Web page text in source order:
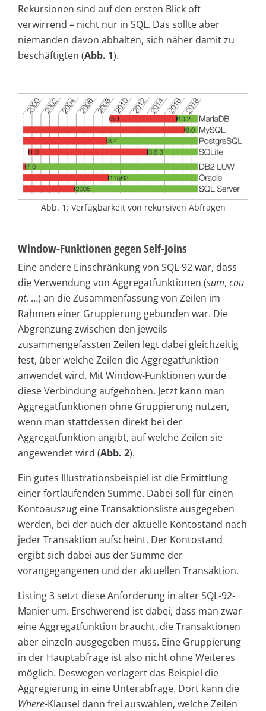
Rekursionen sind auf den ersten Blick oft
verwirrend – nicht nur in SQL. Das sollte aber
niemanden davon abhalten, sich näher damit zu
beschäftigten (Abb. 1).
Abb. 1: Verfügbarkeit von rekursiven Abfragen
Window-Funktionen gegen Self-Joins
Eine andere Einschränkung von SQL-92 war, dass
die Verwendung von Aggregatfunktionen (sum, cou
nt, …) an die Zusammenfassung von Zeilen im
Rahmen einer Gruppierung gebunden war. Die
Abgrenzung zwischen den jeweils
zusammengefassten Zeilen legt dabei gleichzeitig
fest, über welche Zeilen die Aggregatfunktion
anwendet wird. Mit Window-Funktionen wurde
diese Verbindung aufgehoben. Jetzt kann man
Aggregatfunktionen ohne Gruppierung nutzen,
wenn man stattdessen direkt bei der
Aggregatfunktion angibt, auf welche Zeilen sie
angewendet wird (Abb. 2).
Ein gutes Illustrationsbeispiel ist die Ermittlung
einer fortlaufenden Summe. Dabei soll für einen
Kontoauszug eine Transaktionsliste ausgegeben
werden, bei der auch der aktuelle Kontostand nach
jeder Transaktion aufscheint. Der Kontostand
ergibt sich dabei aus der Summe der
vorangegangenen und der aktuellen Transaktion.
Listing 3 setzt diese Anforderung in alter SQL-92-
Manier um. Erschwerend ist dabei, dass man zwar
eine Aggregatfunktion braucht, die Transaktionen
aber einzeln ausgegeben muss. Eine Gruppierung
in der Hauptabfrage ist also nicht ohne Weiteres
möglich. Deswegen verlagert das Beispiel die
Aggregierung in eine Unterabfrage. Dort kann die
Where-Klausel dann frei auswählen, welche Zeilen